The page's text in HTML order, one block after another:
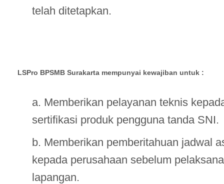
telah ditetapkan.
LSPro BPSMB Surakarta mempunyai kewajiban untuk :
a. Memberikan pelayanan teknis
sertifikasi produk pengguna tanda SNI.
b. Memberikan pemberitahuan jadwal
kepada perusahaan sebelum
lapangan.